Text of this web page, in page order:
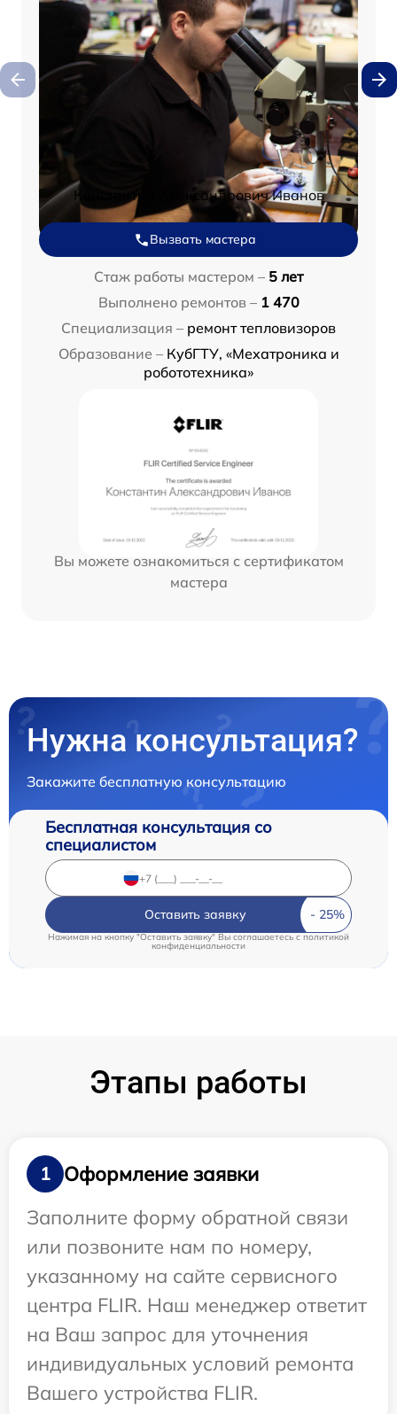
Константин Александрович Иванов
Вызвать мастера
Стаж работы мастером – 5 лет
Выполнено ремонтов – 1 470
Специализация – ремонт тепловизоров
Образование – КубГТУ, «Мехатроника и
робототехника»
Вы можете ознакомиться с сертификатом
мастера
Нужна консультация?
Закажите бесплатную консультацию
Бесплатная консультация со
специалистом
Оставить заявку
Нажимая на кнопку "Оставить заявку" Вы соглашаетесь c политикой
конфиденциальности
Этапы работы
1
Оформление заявки
Заполните форму обратной связи
или позвоните нам по номеру,
указанному на сайте сервисного
центра FLIR. Наш менеджер ответит
на Ваш запрос для уточнения
индивидуальных условий ремонта
Вашего устройства FLIR.